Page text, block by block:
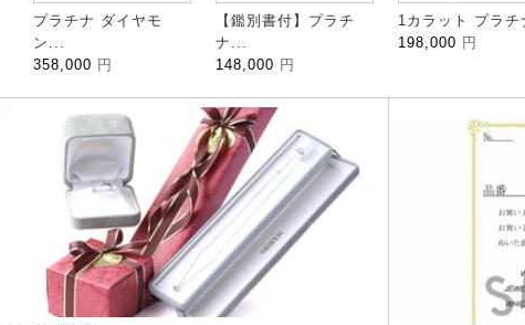
プラチナ ダイヤモ
ン...
358,000 円
【鑑別書付】プラチ
ナ...
148,000 円
1カラット プラチ
198,000 円